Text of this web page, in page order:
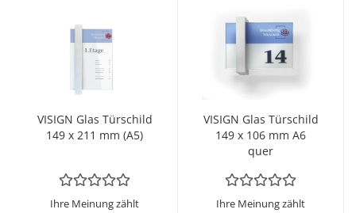
VI­SIGN Glas Tür­schild
149 x 211 mm (A5)
Ihre Meinung zählt
VI­SIGN Glas Tür­schild
149 x 106 mm A6
quer
Ihre Meinung zählt